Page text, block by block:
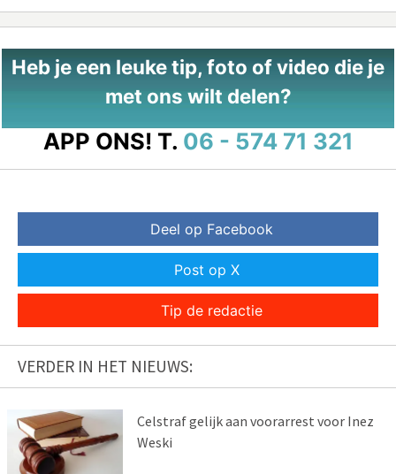
Heb je een leuke tip, foto of video die je
met ons wilt delen?
APP ONS! T. 06 - 574 71 321
Deel op Facebook
Post op X
Tip de redactie
VERDER IN HET NIEUWS:
Celstraf gelijk aan voorarrest voor Inez
Weski